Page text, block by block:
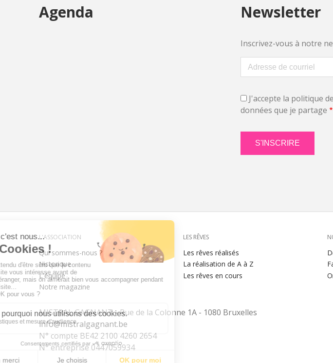
Agenda Newsletter
Inscrivez-vous à notre
J'accepte la politique
données que je partage
Menu
footer
L'ASSOCIATION
Qui sommes-nous ?
Historique
L'équipe
Notre magazine
LES RÊVES
Les rêves réalisés
La réalisation de A à Z
Les rêves en cours
MISTRAL GAGNANT - Rue de la Colonne 1A - 1080 Bruxelles
info@mistralgagnant.be
N° compte BE42 2100 4260 2654
N° entreprise 0447059934